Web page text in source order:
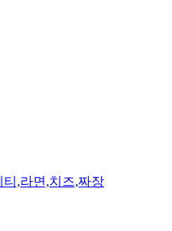
,라면,치즈,짜장